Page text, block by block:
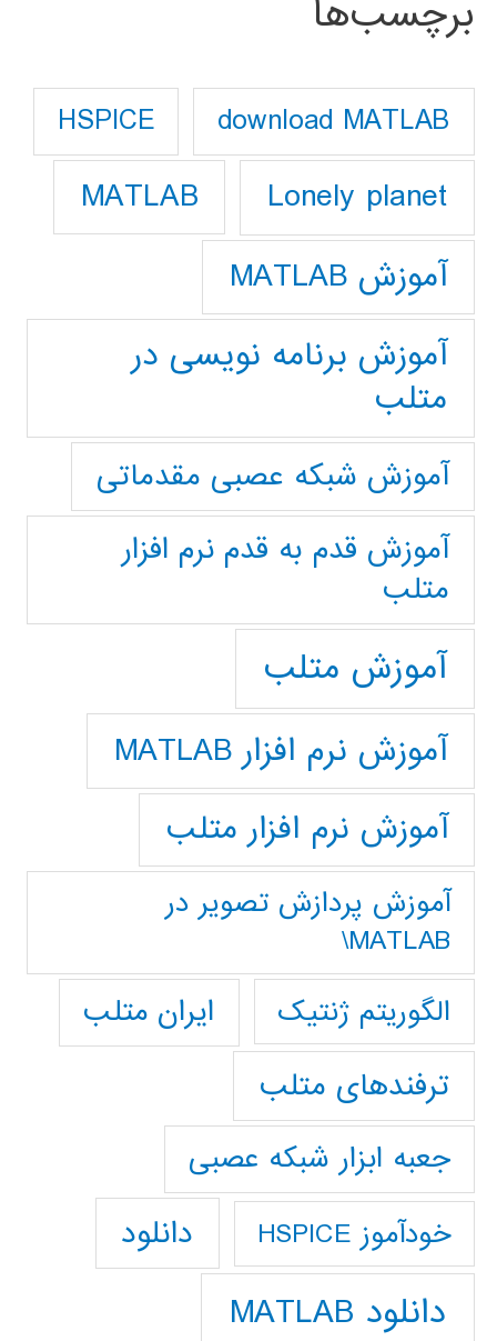
برچسب‌ها
download MATLAB
HSPICE
Lonely planet
MATLAB
آموزش MATLAB
آموزش برنامه نویسی در
متلب
آموزش شبکه عصبی مقدماتی
آموزش قدم به قدم نرم افزار
متلب
آموزش متلب
آموزش نرم افزار MATLAB
آموزش نرم افزار متلب
آموزش پردازش تصوير در
MATLAB\
الگوریتم ژنتیک
ایران متلب
ترفندهای متلب
جعبه ابزار شبکه عصبی
خودآموز HSPICE دانلود
دانلود MATLAB